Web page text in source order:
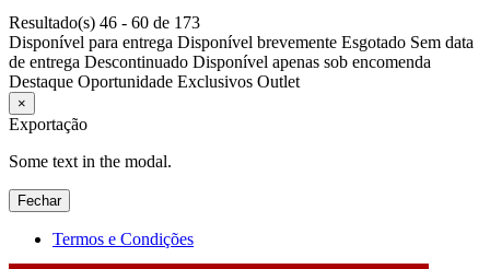
Resultado(s) 46 - 60 de 173
Disponível para entrega Disponível brevemente Esgotado Sem data
de entrega Descontinuado Disponível apenas sob encomenda
Destaque Oportunidade Exclusivos Outlet
×
Exportação
Some text in the modal.
Fechar
Termos e Condições